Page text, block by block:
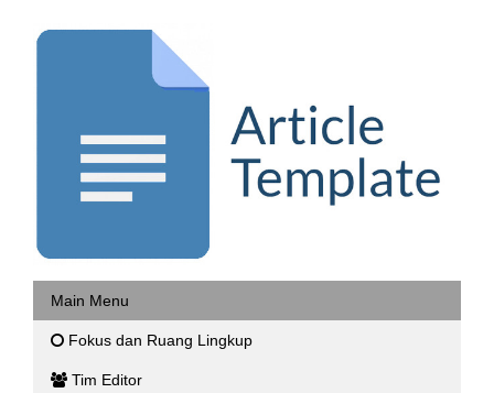
Main Menu
Fokus dan Ruang Lingkup
Tim Editor